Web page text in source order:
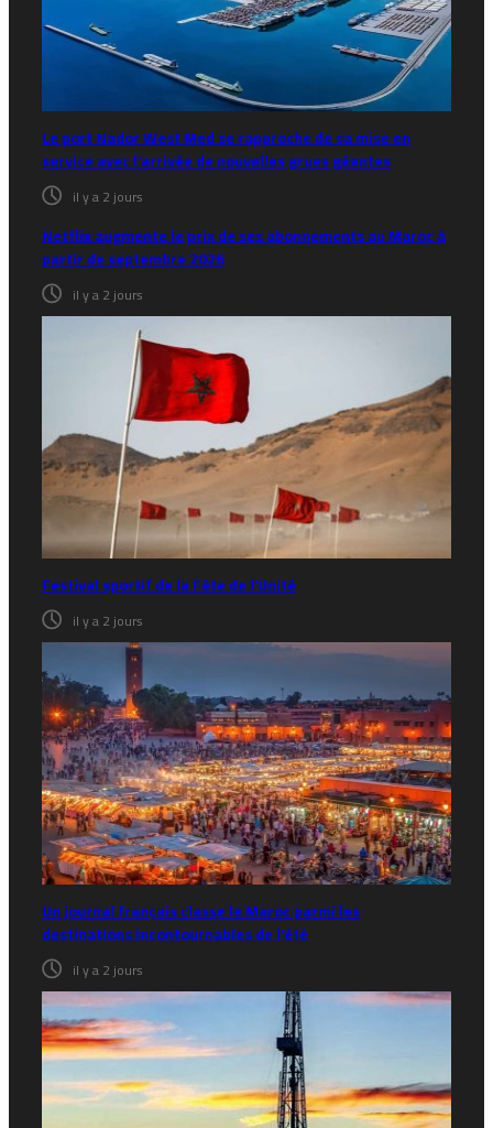
Le port Nador West Med se rapproche de sa mise en
service avec l’arrivée de nouvelles grues géantes
il y a 2 jours
Netflix augmente le prix de ses abonnements au Maroc à
partir de septembre 2026
il y a 2 jours
Festival sportif de la Fête de l’Unité
il y a 2 jours
Un journal français classe le Maroc parmi les
destinations incontournables de l’été
il y a 2 jours